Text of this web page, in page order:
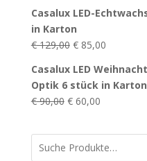
Casalux LED-
in Karton
€129,00 Ursprünglicher
war:
€ 129,00
€85,00Aktueller
ist:
€ 85,00.
Casalux LED
Optik 6 stück in Karton
€90,00 Ursprünglicher
war:
€ 90,00
€60,00Aktueller
ist:
€ 60,00.